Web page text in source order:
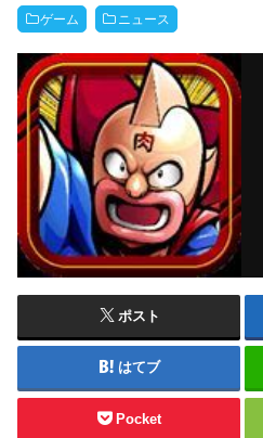
ゲーム ニュース
ポスト
はてブ
Pocket